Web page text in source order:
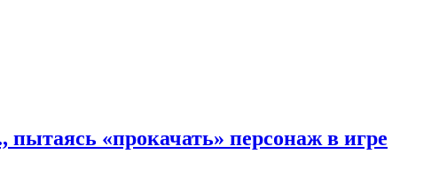
пытаясь «прокачать» персонаж в игре